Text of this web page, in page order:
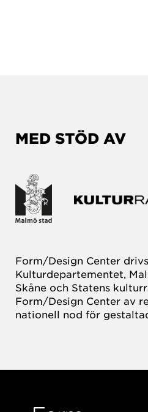
MED STÖD AV
Form/Design Center
Kulturdepartementet,
Skåne och Statens
Form/Design Center av
nationell nod för